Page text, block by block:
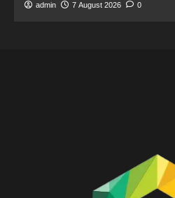
admin 7 August 2026 0